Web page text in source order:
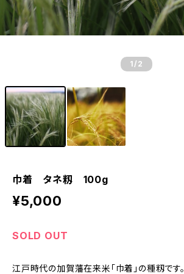
1 /2
巾着 タネ籾 100g
¥5,000
SOLD OUT
江戸時代の加賀藩在来米「巾着」の種籾です。